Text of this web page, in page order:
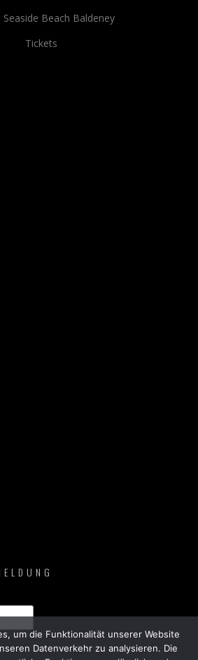
Seaside Beach Baldeney
Tickets
um die Funktionalität unserer Website
Datenverkehr zu analysieren. Die